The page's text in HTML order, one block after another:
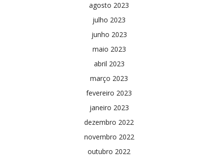
agosto 2023
julho 2023
junho 2023
maio 2023
abril 2023
março 2023
fevereiro 2023
janeiro 2023
dezembro 2022
novembro 2022
outubro 2022